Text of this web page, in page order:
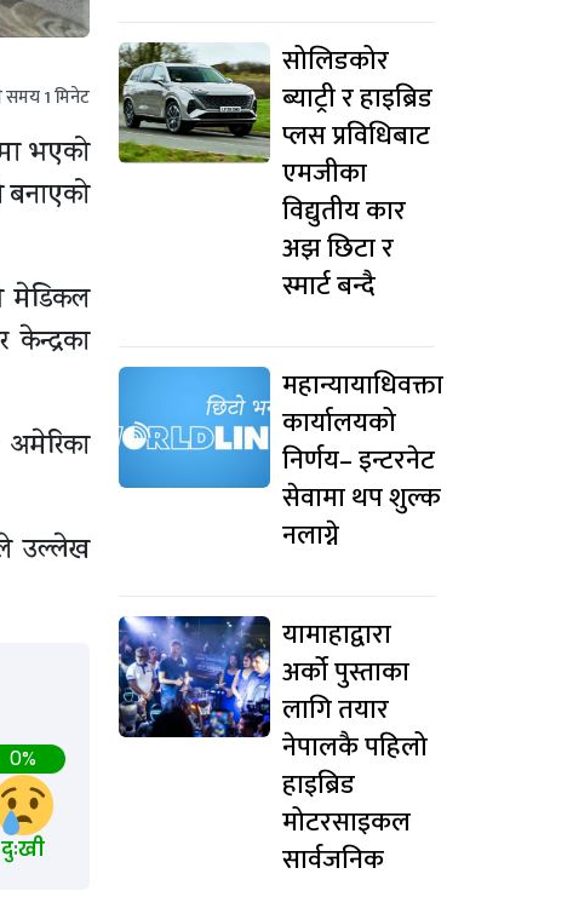
समय1मिनेट
भएको
बनाएको
मेडिकल
केन्द्रका
उल्लेख
0%
दुःखी
सोलिडकोर
ब्याट्री र हाइब्रिड
प्लस प्रविधिबाट
एमजीका
विद्युतीय कार
अझ छिटा र
स्मार्ट बन्दै
महान्यायाधिवक्ता
कार्यालयको
निर्णय– इन्टरनेट
सेवामा थप शुल्क
नलाग्ने
यामाहाद्वारा
अर्को पुस्ताका
लागि तयार
नेपालकै पहिलो
हाइब्रिड
मोटरसाइकल
सार्वजनिक